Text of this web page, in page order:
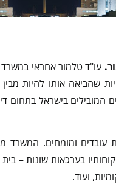
עו"ד טלמור אחראי במשרד
שהביאה אותו להיות מבין
המובילים בישראל בתחום
עובדים ומומחים. המשרד
בערכאות שונות –
ועוד.